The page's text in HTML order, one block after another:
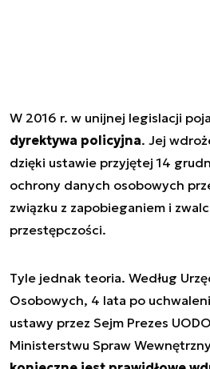
W 2016 r. w unijnej legislacji
dyrektywa policyjna. Jej
dzięki ustawie przyjętej 14
ochrony danych osobowych
związku z zapobieganiem i
przestępczości.
Tyle jednak teoria. Według
Osobowych, 4 lata po
ustawy przez Sejm Prezes
Ministerstwu Spraw